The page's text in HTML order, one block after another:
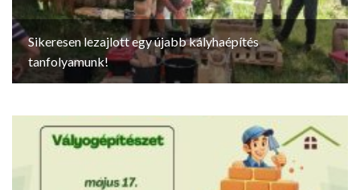
Sikeresen lezajlott egy újabb kályhaépítés
tanfolyamunk!